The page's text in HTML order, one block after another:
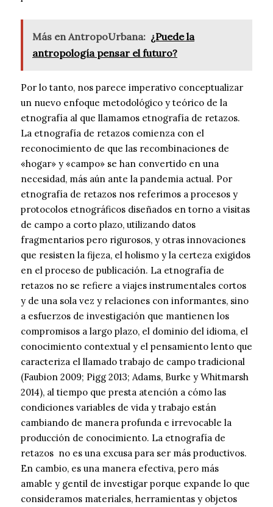
Más en AntropoUrbana: ¿Puede la
antropología pensar el futuro?
Por lo tanto, nos parece imperativo conceptualizar
un nuevo enfoque metodológico y teórico de la
etnografía al que llamamos etnografía de retazos.
La etnografía de retazos comienza con el
reconocimiento de que las recombinaciones de
«hogar» y «campo» se han convertido en una
necesidad, más aún ante la pandemia actual. Por
etnografía de retazos nos referimos a procesos y
protocolos etnográficos diseñados en torno a visitas
de campo a corto plazo, utilizando datos
fragmentarios pero rigurosos, y otras innovaciones
que resisten la fijeza, el holismo y la certeza exigidos
en el proceso de publicación. La etnografía de
retazos no se refiere a viajes instrumentales cortos
y de una sola vez y relaciones con informantes, sino
a esfuerzos de investigación que mantienen los
compromisos a largo plazo, el dominio del idioma, el
conocimiento contextual y el pensamiento lento que
caracteriza el llamado trabajo de campo tradicional
(Faubion 2009; Pigg 2013; Adams, Burke y Whitmarsh
2014), al tiempo que presta atención a cómo las
condiciones variables de vida y trabajo están
cambiando de manera profunda e irrevocable la
producción de conocimiento. La etnografía de
retazos no es una excusa para ser más productivos.
En cambio, es una manera efectiva, pero más
amable y gentil de investigar porque expande lo que
consideramos materiales, herramientas y objetos